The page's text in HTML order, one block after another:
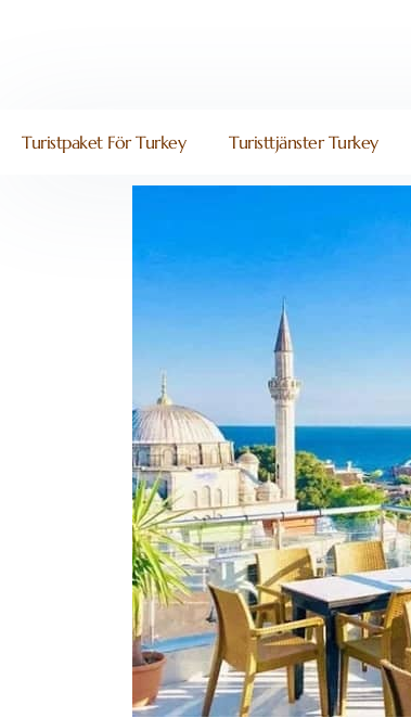
Turistpaket För Turkey Turisttjänster Turkey